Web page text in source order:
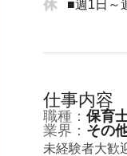
■週1日～
仕事内容
職種： 保育
業界： その
未経験者大歓